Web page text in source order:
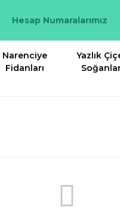
Hesap Numaralarımız
Narenciye
Fidanları
Yazlık